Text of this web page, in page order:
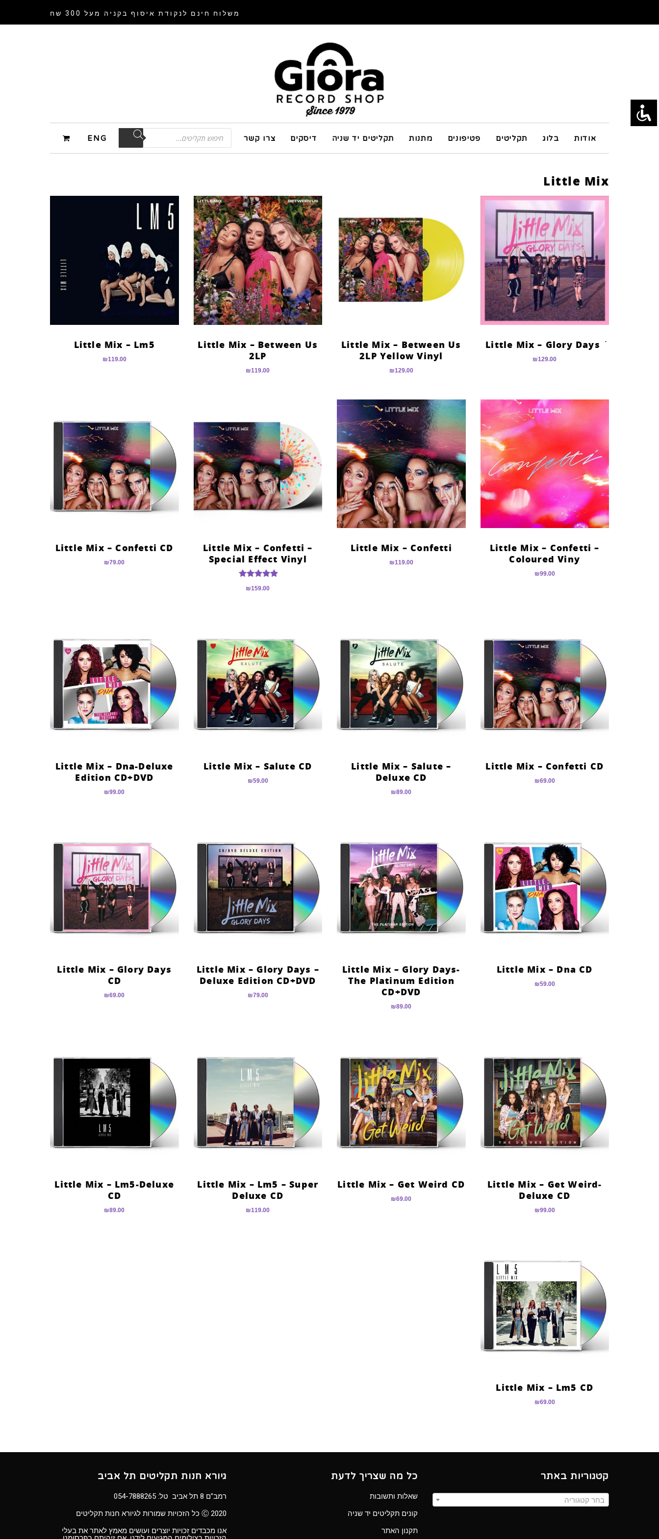
משלוח חינם לנקודת איסוף בקניה מעל 300 שח
אודות בלוג תקליטים פטיפונים מתנות תקליטים יד שניה דיסקים צרו קשר ENG
Little Mix
₪129.00
Little Mix – Between Us
2LP Yellow Vinyl
₪129.00
Little Mix – Between Us
2LP
₪119.00
Little Mix – Lm5
₪119.00
Little Mix – Confetti –
Coloured Viny
₪99.00
Little Mix – Confetti
₪119.00
Little Mix – Confetti –
Special Effect Vinyl
דורג
5.00
₪159.00
Little Mix – Confetti CD
₪79.00
Little Mix – Confetti CD
₪69.00
Little Mix – Salute –
Deluxe CD
₪89.00
Little Mix – Salute CD
₪59.00
Little Mix – Dna-Deluxe
Edition CD+DVD
₪99.00
Little Mix – Dna CD
₪59.00
Little Mix – Glory Days-
The Platinum Edition
CD+DVD
₪89.00
Little Mix – Glory Days –
Deluxe Edition CD+DVD
₪79.00
Little Mix – Glory Days
CD
₪69.00
Little Mix – Get Weird-
Deluxe CD
₪99.00
Little Mix – Get Weird CD
₪69.00
Little Mix – Lm5 – Super
Deluxe CD
₪119.00
Little Mix – Lm5-Deluxe
CD
₪89.00
Little Mix – Lm5 CD
₪69.00
קטגוריות באתר
בחר קטגוריה
כל מה שצריך לדעת
שאלות ותשובות
קונים תקליטים יד שניה
תקנון האתר
גיורא חנות תקליטים תל אביב
רמב”ם 8 תל אביב טל:
054-7888265
Ⓒ 2020 כל הזכויות שמורות לגיורא חנות תקליטים
אנו מכבדים זכויות יוצרים ועושים מאמץ לאתר את בעלי